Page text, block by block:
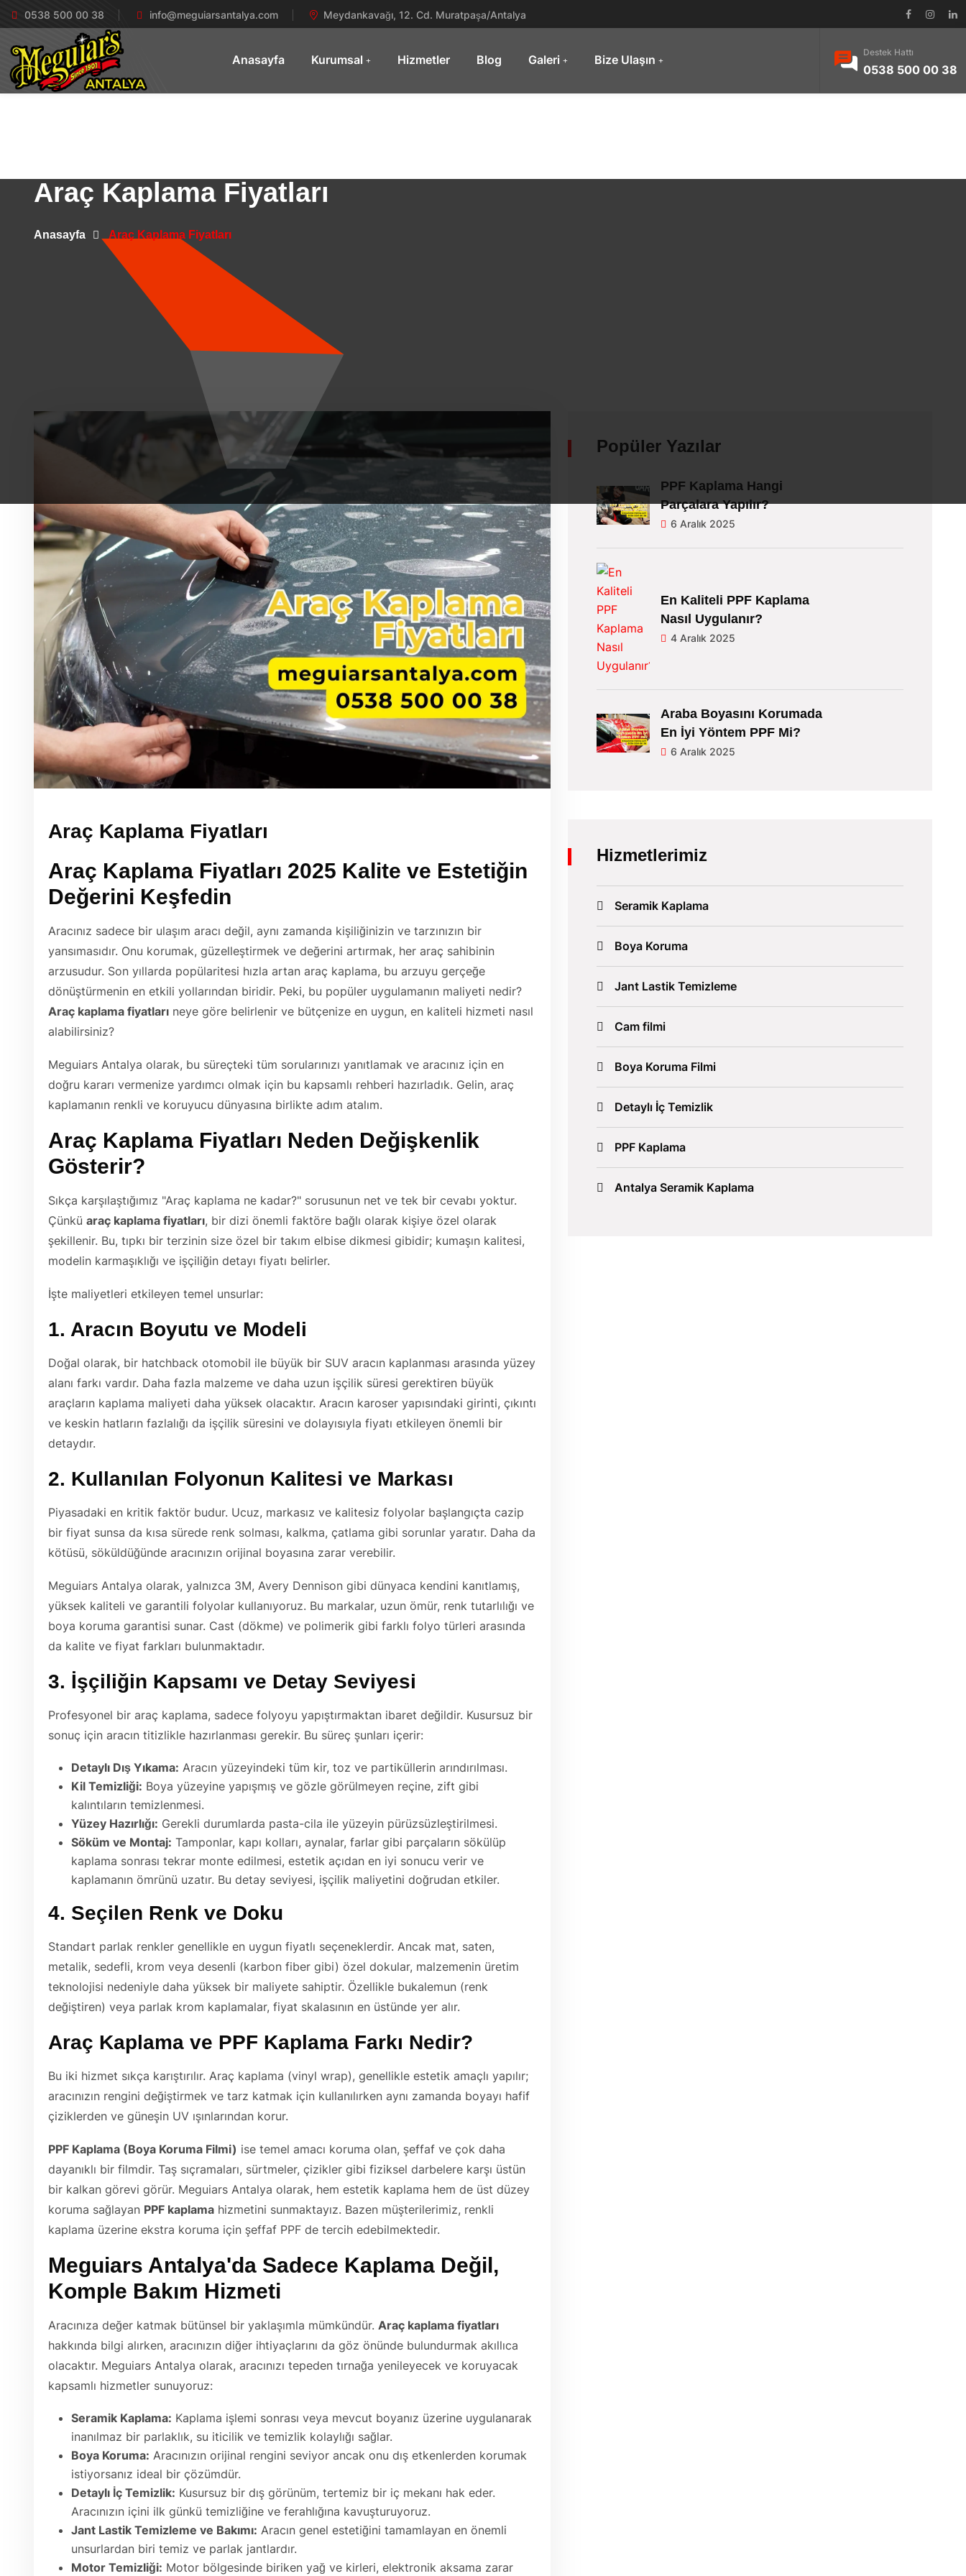
0538 500 00 38 info@meguiarsantalya.com Meydankavağı, 12. Cd. Muratpaşa/Antalya
Anasayfa Kurumsal Hizmetler Blog Galeri Bize Ulaşın
Destek Hattı
0538 500 00 38
Araç Kaplama Fiyatları
Anasayfa Araç Kaplama Fiyatları
Araç Kaplama Fiyatları
Araç Kaplama Fiyatları 2025 Kalite ve Estetiğin
Değerini Keşfedin
Aracınız sadece bir ulaşım aracı değil, aynı zamanda kişiliğinizin ve tarzınızın bir
yansımasıdır. Onu korumak, güzelleştirmek ve değerini artırmak, her araç sahibinin
arzusudur. Son yıllarda popülaritesi hızla artan araç kaplama, bu arzuyu gerçeğe
dönüştürmenin en etkili yollarından biridir. Peki, bu popüler uygulamanın maliyeti nedir?
Araç kaplama fiyatları neye göre belirlenir ve bütçenize en uygun, en kaliteli hizmeti nasıl
alabilirsiniz?
Meguiars Antalya olarak, bu süreçteki tüm sorularınızı yanıtlamak ve aracınız için en
doğru kararı vermenize yardımcı olmak için bu kapsamlı rehberi hazırladık. Gelin, araç
kaplamanın renkli ve koruyucu dünyasına birlikte adım atalım.
Araç Kaplama Fiyatları Neden Değişkenlik
Gösterir?
Sıkça karşılaştığımız "Araç kaplama ne kadar?" sorusunun net ve tek bir cevabı yoktur.
Çünkü araç kaplama fiyatları, bir dizi önemli faktöre bağlı olarak kişiye özel olarak
şekillenir. Bu, tıpkı bir terzinin size özel bir takım elbise dikmesi gibidir; kumaşın kalitesi,
modelin karmaşıklığı ve işçiliğin detayı fiyatı belirler.
İşte maliyetleri etkileyen temel unsurlar:
1. Aracın Boyutu ve Modeli
Doğal olarak, bir hatchback otomobil ile büyük bir SUV aracın kaplanması arasında yüzey
alanı farkı vardır. Daha fazla malzeme ve daha uzun işçilik süresi gerektiren büyük
araçların kaplama maliyeti daha yüksek olacaktır. Aracın karoser yapısındaki girinti, çıkıntı
ve keskin hatların fazlalığı da işçilik süresini ve dolayısıyla fiyatı etkileyen önemli bir
detaydır.
2. Kullanılan Folyonun Kalitesi ve Markası
Piyasadaki en kritik faktör budur. Ucuz, markasız ve kalitesiz folyolar başlangıçta cazip
bir fiyat sunsa da kısa sürede renk solması, kalkma, çatlama gibi sorunlar yaratır. Daha da
kötüsü, söküldüğünde aracınızın orijinal boyasına zarar verebilir.
Meguiars Antalya olarak, yalnızca 3M, Avery Dennison gibi dünyaca kendini kanıtlamış,
yüksek kaliteli ve garantili folyolar kullanıyoruz. Bu markalar, uzun ömür, renk tutarlılığı ve
boya koruma garantisi sunar. Cast (dökme) ve polimerik gibi farklı folyo türleri arasında
da kalite ve fiyat farkları bulunmaktadır.
3. İşçiliğin Kapsamı ve Detay Seviyesi
Profesyonel bir araç kaplama, sadece folyoyu yapıştırmaktan ibaret değildir. Kusursuz bir
sonuç için aracın titizlikle hazırlanması gerekir. Bu süreç şunları içerir:
Detaylı Dış Yıkama: Aracın yüzeyindeki tüm kir, toz ve partiküllerin arındırılması.
Kil Temizliği: Boya yüzeyine yapışmış ve gözle görülmeyen reçine, zift gibi
kalıntıların temizlenmesi.
Yüzey Hazırlığı: Gerekli durumlarda pasta-cila ile yüzeyin pürüzsüzleştirilmesi.
Söküm ve Montaj: Tamponlar, kapı kolları, aynalar, farlar gibi parçaların sökülüp
kaplama sonrası tekrar monte edilmesi, estetik açıdan en iyi sonucu verir ve
kaplamanın ömrünü uzatır. Bu detay seviyesi, işçilik maliyetini doğrudan etkiler.
4. Seçilen Renk ve Doku
Standart parlak renkler genellikle en uygun fiyatlı seçeneklerdir. Ancak mat, saten,
metalik, sedefli, krom veya desenli (karbon fiber gibi) özel dokular, malzemenin üretim
teknolojisi nedeniyle daha yüksek bir maliyete sahiptir. Özellikle bukalemun (renk
değiştiren) veya parlak krom kaplamalar, fiyat skalasının en üstünde yer alır.
Araç Kaplama ve PPF Kaplama Farkı Nedir?
Bu iki hizmet sıkça karıştırılır. Araç kaplama (vinyl wrap), genellikle estetik amaçlı yapılır;
aracınızın rengini değiştirmek ve tarz katmak için kullanılırken aynı zamanda boyayı hafif
çiziklerden ve güneşin UV ışınlarından korur.
PPF Kaplama (Boya Koruma Filmi) ise temel amacı koruma olan, şeffaf ve çok daha
dayanıklı bir filmdir. Taş sıçramaları, sürtmeler, çizikler gibi fiziksel darbelere karşı üstün
bir kalkan görevi görür. Meguiars Antalya olarak, hem estetik kaplama hem de üst düzey
koruma sağlayan PPF kaplama hizmetini sunmaktayız. Bazen müşterilerimiz, renkli
kaplama üzerine ekstra koruma için şeffaf PPF de tercih edebilmektedir.
Meguiars Antalya'da Sadece Kaplama Değil,
Komple Bakım Hizmeti
Aracınıza değer katmak bütünsel bir yaklaşımla mümkündür. Araç kaplama fiyatları
hakkında bilgi alırken, aracınızın diğer ihtiyaçlarını da göz önünde bulundurmak akıllıca
olacaktır. Meguiars Antalya olarak, aracınızı tepeden tırnağa yenileyecek ve koruyacak
kapsamlı hizmetler sunuyoruz:
Seramik Kaplama: Kaplama işlemi sonrası veya mevcut boyanız üzerine uygulanarak
inanılmaz bir parlaklık, su iticilik ve temizlik kolaylığı sağlar.
Boya Koruma: Aracınızın orijinal rengini seviyor ancak onu dış etkenlerden korumak
istiyorsanız ideal bir çözümdür.
Detaylı İç Temizlik: Kusursuz bir dış görünüm, tertemiz bir iç mekanı hak eder.
Aracınızın içini ilk günkü temizliğine ve ferahlığına kavuşturuyoruz.
Jant Lastik Temizleme ve Bakımı: Aracın genel estetiğini tamamlayan en önemli
unsurlardan biri temiz ve parlak jantlardır.
Motor Temizliği: Motor bölgesinde biriken yağ ve kirleri, elektronik aksama zarar
Popüler Yazılar
PPF Kaplama Hangi
Parçalara Yapılır?
6 Aralık 2025
En Kaliteli PPF Kaplama
Nasıl Uygulanır?
4 Aralık 2025
Araba Boyasını Korumada
En İyi Yöntem PPF Mi?
6 Aralık 2025
Hizmetlerimiz
Seramik Kaplama
Boya Koruma
Jant Lastik Temizleme
Cam filmi
Boya Koruma Filmi
Detaylı İç Temizlik
PPF Kaplama
Antalya Seramik Kaplama